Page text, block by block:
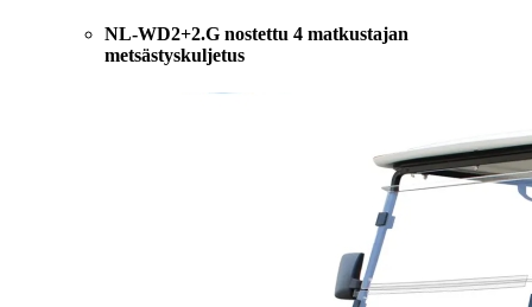
NL-WD2+2.G nostettu 4 matkustajan
metsästyskuljetus